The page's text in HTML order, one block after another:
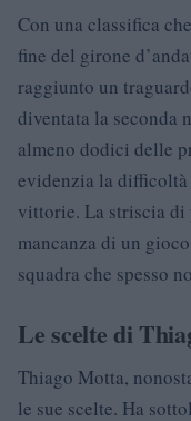
Con una classifica
fine del girone
raggiunto un
diventata la seconda
almeno dodici delle
evidenzia la
vittorie. La striscia di
mancanza di un
squadra che spesso
Le scelte di
Thiago Motta,
le sue scelte. Ha